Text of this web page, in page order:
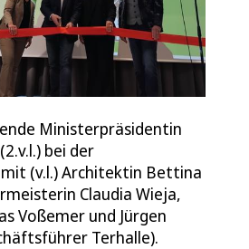
Ministerpräsidentin
bei der
(v.l.) Architektin Bettina
Claudia Wieja,
Voßemer und Jürgen
Terhalle).